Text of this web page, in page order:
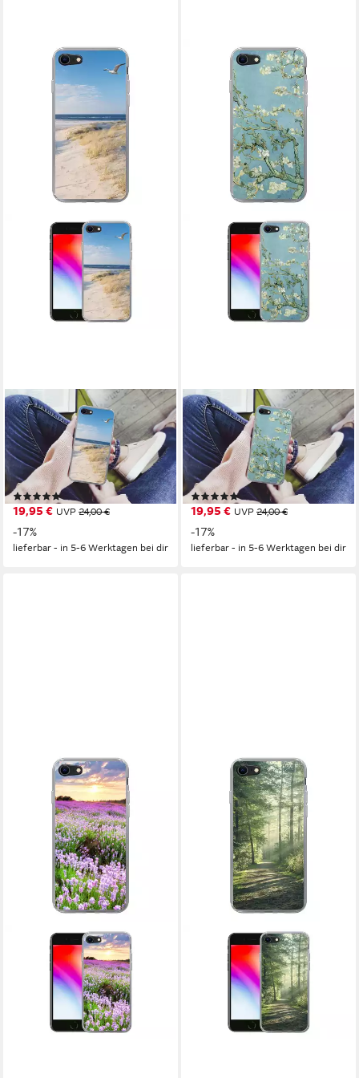
MUCHOWOW
Handyhülle für Apple iPhone
7 Düne - Möwe - Strand -
Meer - Sonne, Smartphone-
Bumper, Print, Handy
Schutzhülle Dünn
(3)
19,95 € UVP 24,00 €
-17%
lieferbar - in 5-6 Werktagen bei dir
MUCHOWOW
Handyhülle für Apple iPhone
7 Mandelblüte - Van Gogh -
Kunst, Smartphone-Bumper,
Print, Handy Schutzhülle Dünn
(2)
19,95 € UVP 24,00 €
-17%
lieferbar - in 5-6 Werktagen bei dir